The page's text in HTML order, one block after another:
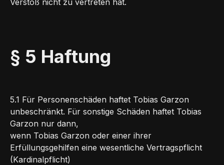
Verstoß nicht zu vertreten hat.
§ 5 Haftung
5.1 Für Personenschäden haftet Tobias Garzon
unbeschränkt. Für sonstige Schäden haftet Tobias
Garzon nur dann,
wenn Tobias Garzon oder einer ihrer
Erfüllungsgehilfen eine wesentliche Vertragspflicht
(Kardinalpflicht)